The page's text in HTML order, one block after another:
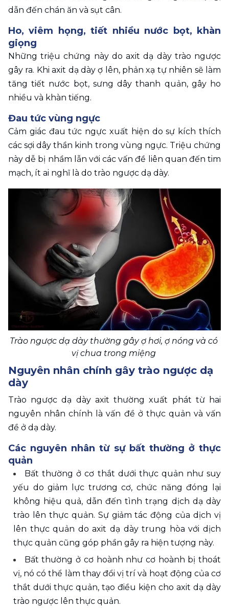
dẫn đến chán ăn và sụt cân.
Ho, viêm họng, tiết nhiều nước bọt, khàn
giọng
Những triệu chứng này do axit dạ dày trào ngược
gây ra. Khi axit dạ dày ợ lên, phản xạ tự nhiên sẽ làm
tăng tiết nước bọt, sưng dây thanh quản, gây ho
nhiều và khàn tiếng.
Đau tức vùng ngực
Cảm giác đau tức ngực xuất hiện do sự kích thích
các sợi dây thần kinh trong vùng ngực. Triệu chứng
này dễ bị nhầm lẫn với các vấn đề liên quan đến tim
mạch, ít ai nghĩ là do trào ngược dạ dày.
Trào ngược dạ dày thường gây ợ hơi, ợ nóng và có
vị chua trong miệng
Nguyên nhân chính gây trào ngược dạ
dày
Trào ngược dạ dày axit thường xuất phát từ hai
nguyên nhân chính là vấn đề ở thực quản và vấn
đề ở dạ dày.
Các nguyên nhân từ sự bất thường ở thực
quản
Bất thường ở cơ thắt dưới thực quản như suy
yếu do giảm lực trương cơ, chức năng đóng lại
không hiệu quả, dẫn đến tình trạng dịch dạ dày
trào lên thực quản. Sự giảm tác động của dịch vị
lên thực quản do axit dạ dày trung hòa với dịch
thực quản cũng góp phần gây ra hiện tượng này.
Bất thường ở cơ hoành như cơ hoành bị thoát
vị, nó có thể làm thay đổi vị trí và hoạt động của cơ
thắt dưới thực quản, tạo điều kiện cho axit dạ dày
trào ngược lên thực quản.